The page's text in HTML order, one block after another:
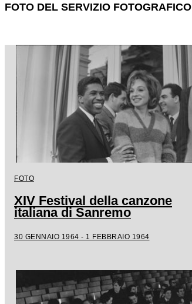
FOTO DEL SERVIZIO FOTOGRAFICO
FOTO
XIV Festival della canzone
italiana di Sanremo
30 GENNAIO 1964 - 1 FEBBRAIO 1964